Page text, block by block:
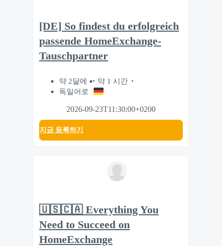
[DE] So findest du erfolgreich
passende HomeExchange-
Tauschpartner
약 2달에
약 1 시간
독일어로
2026-09-23T11:30:00+0200
지금 등록하기
🇺🇸🇨🇦 Everything You
Need to Succeed on
HomeExchange